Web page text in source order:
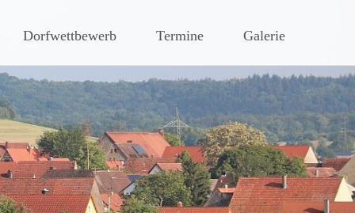
Steigerwaldes
Dorfwettbewerb Termine Galerie